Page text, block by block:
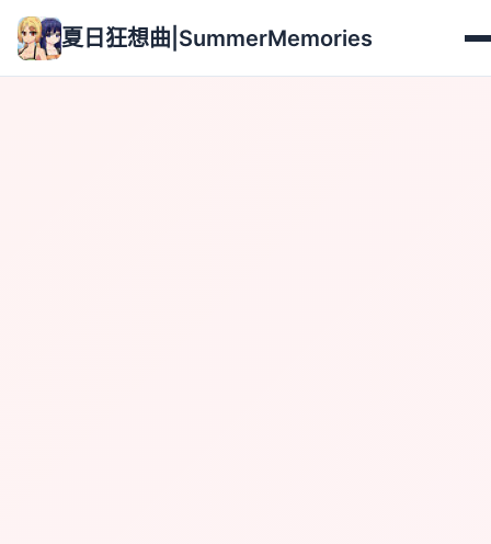
夏日狂想曲|SummerMemories